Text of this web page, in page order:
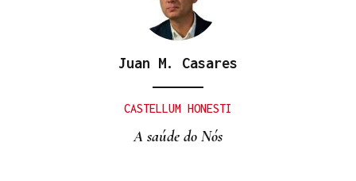
Juan M. Casares
CASTELLUM HONESTI
A saúde do Nós